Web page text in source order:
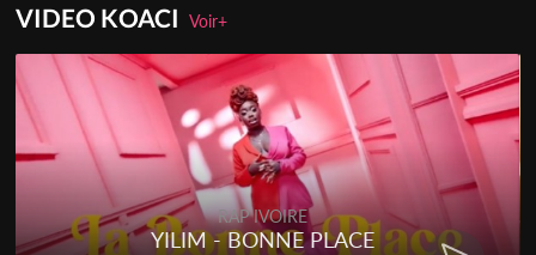
VIDEO KOACIVoir+
RAP IVOIRE
YILIM - BONNE PLACE